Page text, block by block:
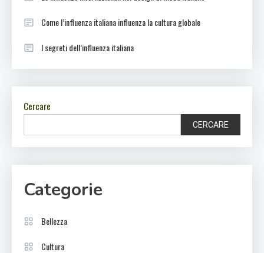
Come l’influenza italiana influenza la cultura globale
I segreti dell’influenza italiana
Cercare
CERCARE
Categorie
Bellezza
Cultura